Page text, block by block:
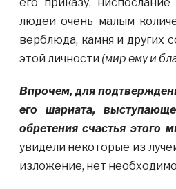
людей очень малым
верблюда, камня и других
этой личности (мир ему и
Впрочем, для
его шариата,
обретения счастья этого
увидели некоторые из
изложение, нет